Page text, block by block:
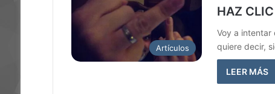
Artículos
HAZ
Voy a intentar
quiere decir,
LEER MÁS